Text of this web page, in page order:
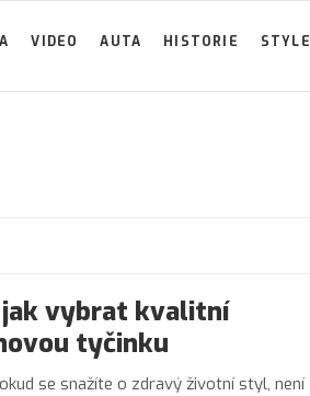
VIDEO AUTA HISTORIE STYLE
vybrat kvalitní
tyčinku
se snažíte o zdravý životní styl, není